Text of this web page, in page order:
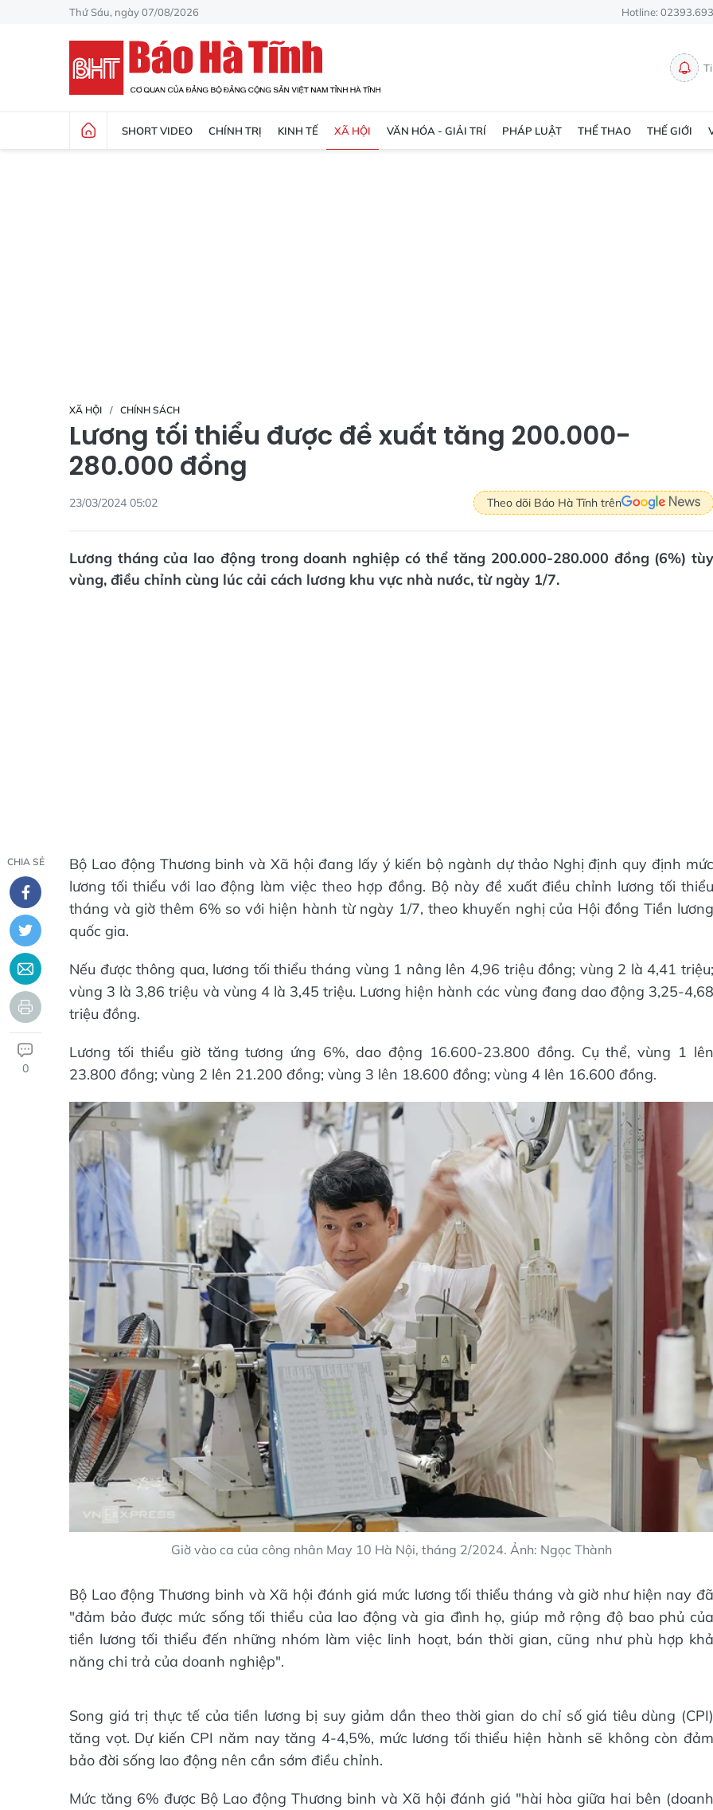
Thứ Sáu, ngày 07/08/2026 Hotline:
SHORT VIDEO CHÍNH TRỊ KINH TẾ XÃ HỘI VĂN HÓA - GIẢI TRÍ PHÁP LUẬT THỂ THAO THẾ GIỚI
XÃ HỘI CHÍNH SÁCH
Lương tối thiểu được đề xuất tăng 200.000-
280.000 đồng
23/03/2024 05:02 Theo dõi Báo Hà Tĩnh trên
Lương tháng của lao động trong doanh nghiệp có thể tăng 200.000-280.000 đồng (6%) tùy
vùng, điều chỉnh cùng lúc cải cách lương khu vực nhà nước, từ ngày 1/7.
CHIA SẺ
0
Bộ Lao động Thương binh và Xã hội đang lấy ý kiến bộ ngành dự thảo Nghị định quy định mức
lương tối thiểu với lao động làm việc theo hợp đồng. Bộ này đề xuất điều chỉnh lương tối thiểu
tháng và giờ thêm 6% so với hiện hành từ ngày 1/7, theo khuyến nghị của Hội đồng Tiền lương
quốc gia.
Nếu được thông qua, lương tối thiểu tháng vùng 1 nâng lên 4,96 triệu đồng; vùng 2 là 4,41 triệu;
vùng 3 là 3,86 triệu và vùng 4 là 3,45 triệu. Lương hiện hành các vùng đang dao động 3,25-4,68
triệu đồng.
Lương tối thiểu giờ tăng tương ứng 6%, dao động 16.600-23.800 đồng. Cụ thể, vùng 1 lên
23.800 đồng; vùng 2 lên 21.200 đồng; vùng 3 lên 18.600 đồng; vùng 4 lên 16.600 đồng.
Giờ vào ca của công nhân May 10 Hà Nội, tháng 2/2024. Ảnh: Ngọc Thành
Bộ Lao động Thương binh và Xã hội đánh giá mức lương tối thiểu tháng và giờ như hiện nay đã
"đảm bảo được mức sống tối thiểu của lao động và gia đình họ, giúp mở rộng độ bao phủ của
tiền lương tối thiểu đến những nhóm làm việc linh hoạt, bán thời gian, cũng như phù hợp khả
năng chi trả của doanh nghiệp".
Song giá trị thực tế của tiền lương bị suy giảm dần theo thời gian do chỉ số giá tiêu dùng (CPI)
tăng vọt. Dự kiến CPI năm nay tăng 4-4,5%, mức lương tối thiểu hiện hành sẽ không còn đảm
bảo đời sống lao động nên cần sớm điều chỉnh.
Mức tăng 6% được Bộ Lao động Thương binh và Xã hội đánh giá "hài hòa giữa hai bên (doanh